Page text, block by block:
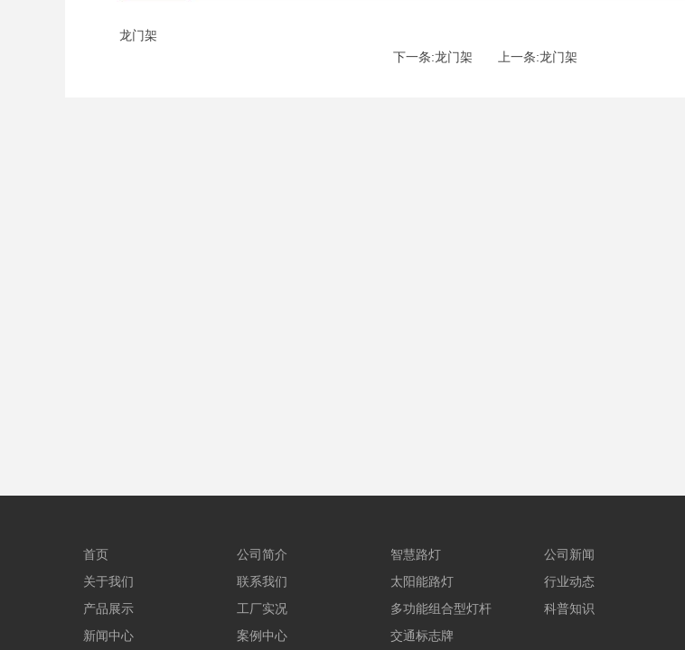
龙门架
下一条:龙门架
上一条:龙门架
首页
关于我们
产品展示
新闻中心
公司简介
联系我们
工厂实况
案例中心
智慧路灯
太阳能路灯
多功能组合型灯杆
交通标志牌
公司新闻
行业动态
科普知识